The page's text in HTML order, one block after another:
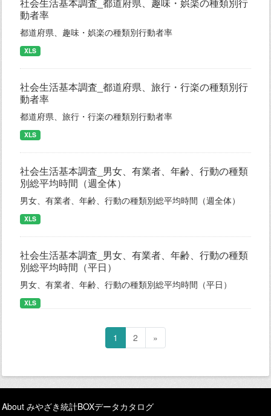
社会生活基本調査_都道府県、趣味・娯楽の種類別行
動者率
都道府県、趣味・娯楽の種類別行動者率
XLS
社会生活基本調査_都道府県、旅行・行楽の種類別行
動者率
都道府県、旅行・行楽の種類別行動者率
XLS
社会生活基本調査_男女、有業者、年齢、行動の種類
別総平均時間（週全体）
男女、有業者、年齢、行動の種類別総平均時間（週全体）
XLS
社会生活基本調査_男女、有業者、年齢、行動の種類
別総平均時間（平日）
男女、有業者、年齢、行動の種類別総平均時間（平日）
XLS
1 2 »
About みやざき統計BOXデータカタログ